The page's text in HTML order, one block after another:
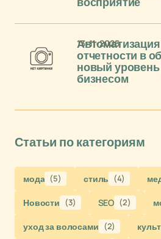
восприятие
отчетности в
новый
бизнесом
13-11-2025
Статьи по категориям
мода (5) стиль (4)
Новости (3) SEO (2)
уход за волосами (2)